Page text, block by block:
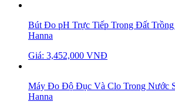
Bút Đo pH Trực Tiếp Trong Đất
Hanna
Giá: 3,452,000 VNĐ
Máy Đo Độ Đục Và Clo Trong Nước
Hanna